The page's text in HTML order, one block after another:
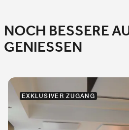
NOCH BESSERE
GENIESSEN
EXKLUSIVER ZUGANG